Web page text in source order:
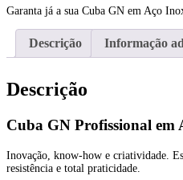
Garanta já a sua Cuba GN em Aço
Descrição Informação
Descrição
Cuba GN Profissional em
Inovação, know-how e criatividade.
resistência e total praticidade.